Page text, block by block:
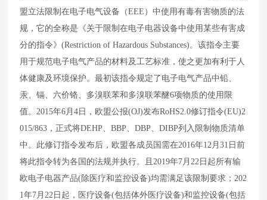
盟立法限制在电子电气设备（EEE ）中使用有毒有害物质的法
规，它的全称是《关于限制在电子电器设备中使用某些有害成
分的指令》(Restriction of Hazardous Substances) 。该指令主要
用于规范电子电气产品的材料及工艺标准，使之更加有利于人
体健康及环境保护。最初该指令规定了电子电气产品中铅、
汞、镉、六价铬、多溴联苯和多溴联苯醚6项物质的使用限
值。 2015年6 月4 日，欧盟公报(OJ)发布RoHS2.0修订指令(EU)2
015/863 ，正式将DEHP 、BBP 、DBP 、DIBP列入限制物质清单
中。此修订指令发布后，欧盟各成员国需在2016年12 月31 日前
将此指令转为各国的法规并执行。且 2019年7 月 22 日起所有输
欧电子电器产品( 除医疗和监控设备)均需满足该限制要求； 202
1年7 月 22 日起，医疗设备(包括体外医疗设备)和监控设备(包括